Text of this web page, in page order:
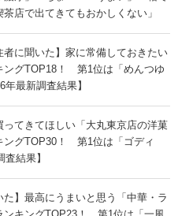
店で出てきてもおかしくない」
者に聞いた】家に常備しておきたい
ングTOP18！ 第1位は「めんつゆ
年最新調査結果】
ってきてほしい「大丸東京店の洋菓
ングTOP30！ 第1位は「ゴディ
結果】
た】最高にうまいと思う「中華・ラ